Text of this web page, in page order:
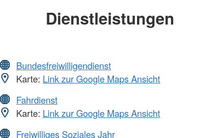
Dienstleistungen
Bundesfreiwilligendienst
Karte: Link zur Google Maps Ansicht
Fahrdienst
Karte: Link zur Google Maps Ansicht
Freiwilliges Soziales Jahr